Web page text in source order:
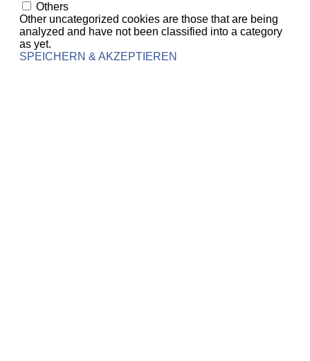
Others
Other uncategorized cookies are those that are being
analyzed and have not been classified into a category
as yet.
SPEICHERN & AKZEPTIEREN